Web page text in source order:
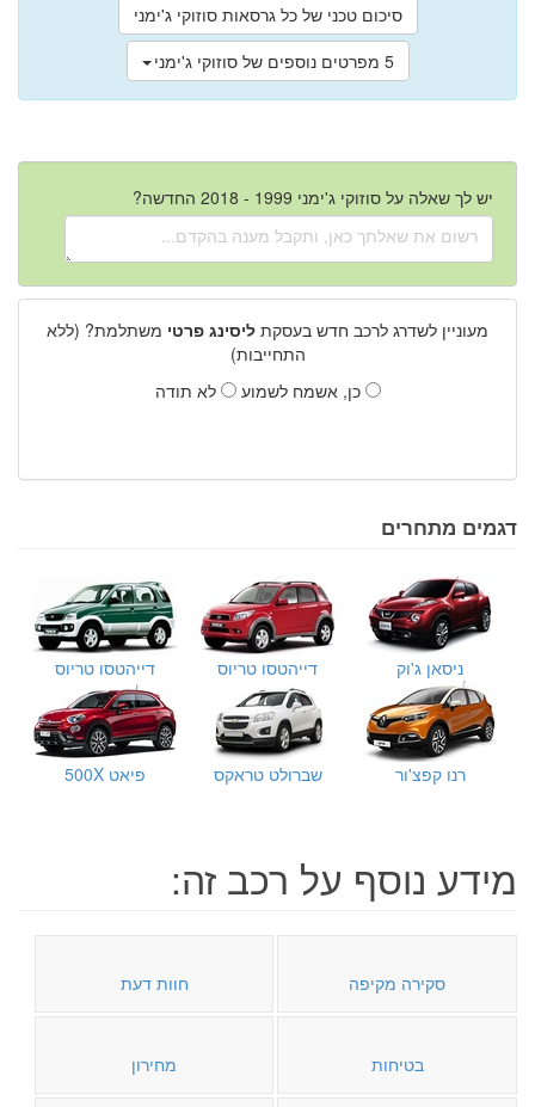
סיכום טכני של כל גרסאות סוזוקי ג'ימני
5 מפרטים נוספים של סוזוקי ג'ימני
יש לך שאלה על סוזוקי ג'ימני 1999 - 2018 החדשה?
מעוניין לשדרג לרכב חדש בעסקת ליסינג פרטי משתלמת? (ללא
התחייבות)
כן, אשמח לשמוע
לא תודה
דגמים מתחרים
ניסאן ג'וק דייהטסו טריוס דייהטסו טריוס
רנו קפצ'ור שברולט טראקס פיאט 500X
מידע נוסף על רכב זה:
סקירה מקיפה חוות דעת
בטיחות מחירון